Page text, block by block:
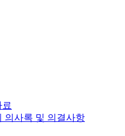
의사록 및 의결사항